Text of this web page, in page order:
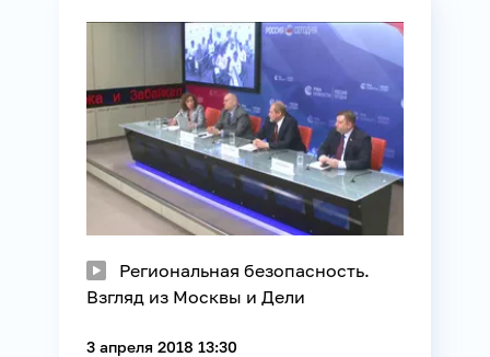
Региональная безопасность.
Взгляд из Москвы и Дели
3 апреля 2018 13:30